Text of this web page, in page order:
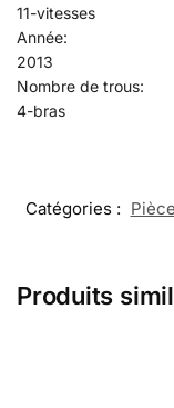
11-vitesses
Année:
2013
Nombre de trous:
4-bras
Catégories :
Produits